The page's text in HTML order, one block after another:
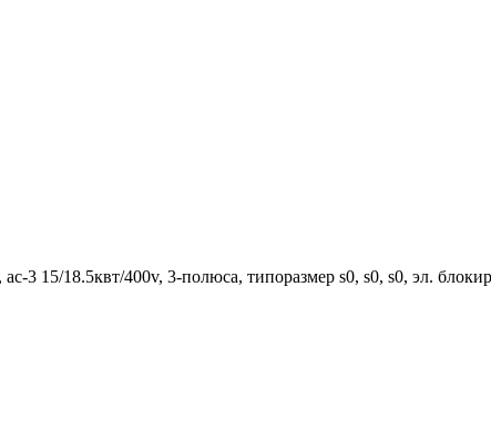
3 15/18.5квт/400v, 3-полюса, типоразмер s0, s0, s0, эл.